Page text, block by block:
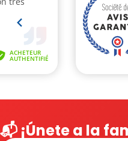
📬 ¡Únete a la